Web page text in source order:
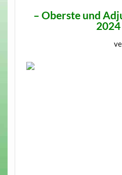
–Oberste und
2024